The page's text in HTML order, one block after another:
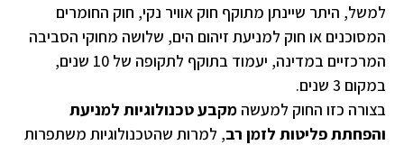
למשל, היתר שיינתן מתוקף חוק אוויר נקי, חוק החומרים
המסוכנים או חוק למניעת זיהום הים, שלושה מחוקי הסביבה
המרכזיים במדינה, יעמוד בתוקף לתקופה של 10 שנים,
במקום 3 שנים.
בצורה כזו החוק למעשה מקבע טכנולוגיות למניעת
והפחתת פליטות לזמן רב, למרות שהטכנולוגיות משתפרות